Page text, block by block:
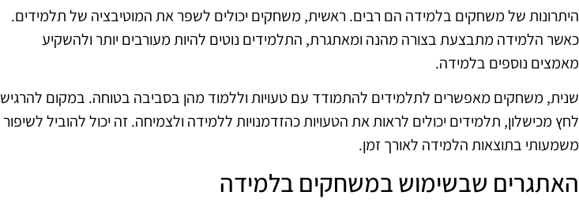
היתרונות של משחקים בלמידה הם רבים. ראשית, משחקים יכולים לשפר את המוטיבציה של תלמידים.
כאשר הלמידה מתבצעת בצורה מהנה ומאתגרת, התלמידים נוטים להיות מעורבים יותר ולהשקיע
מאמצים נוספים בלמידה.
שנית, משחקים מאפשרים לתלמידים להתמודד עם טעויות וללמוד מהן בסביבה בטוחה. במקום להרגיש
לחץ מכישלון, תלמידים יכולים לראות את הטעויות כהזדמנויות ללמידה ולצמיחה. זה יכול להוביל לשיפור
משמעותי בתוצאות הלמידה לאורך זמן.
האתגרים שבשימוש במשחקים בלמידה